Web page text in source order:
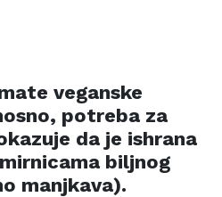
veganske
potreba za
da je ishrana
biljnog
manjkava).